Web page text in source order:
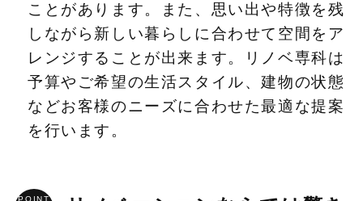
ことがあります。また、思い出や特徴を残
しながら新しい暮らしに合わせて空間をア
レンジすることが出来ます。リノベ専科は
予算やご希望の生活スタイル、建物の状態
などお客様のニーズに合わせた最適な提案
を行います。
POINT